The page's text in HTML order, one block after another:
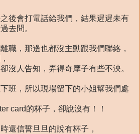
後會打電話給我們，結果遲遲未有
去問。
職，那邊也都沒主動跟我們聯絡，
沒人告知，弄得奇摩子有些不泱。
班，所以現場留下的小姐幫我們處
card的杯子，卻說沒有！！
還信誓旦旦的說有杯子，